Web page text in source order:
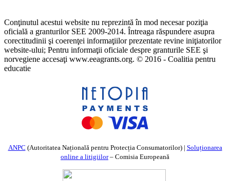
Conţinutul acestui website nu reprezintă în mod necesar poziţia
oficială a granturilor SEE 2009-2014. Întreaga răspundere asupra
corectitudinii şi coerenţei informaţiilor prezentate revine iniţiatorilor
website-ului; Pentru informaţii oficiale despre granturile SEE şi
norvegiene accesaţi www.eeagrants.org. © 2016 - Coalitia pentru
educatie
ANPC (Autoritatea Națională pentru Protecția Consumatorilor) | Soluționarea
online a litigiilor– Comisia Europeană